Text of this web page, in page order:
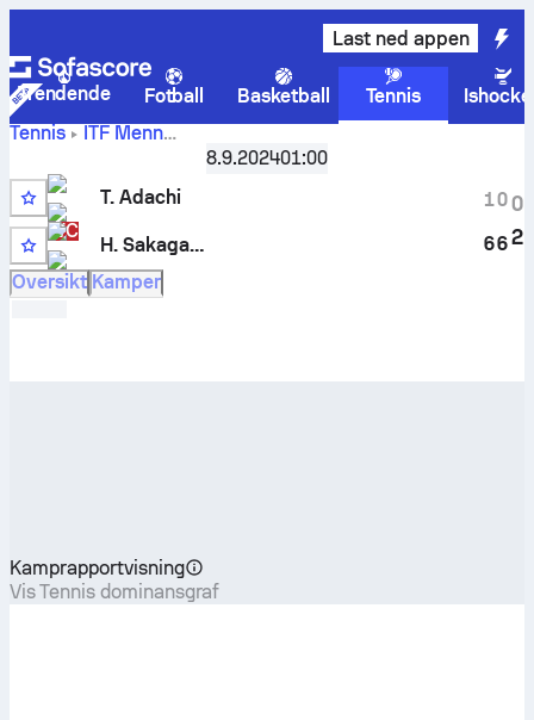
Last ned appen
Trendende Fotball Basketball Tennis
Tennis
ITF Menn
Sapporo, Singles Qualifying, M-ITF-JPN-12A
Adachi
8.9.202401:00
WC
T. Adachi
13
H. Sakagawa
1
6
0
6
0
2
Oversikt Kamper
Kamprapportvisning
Vis Tennis dominansgraf